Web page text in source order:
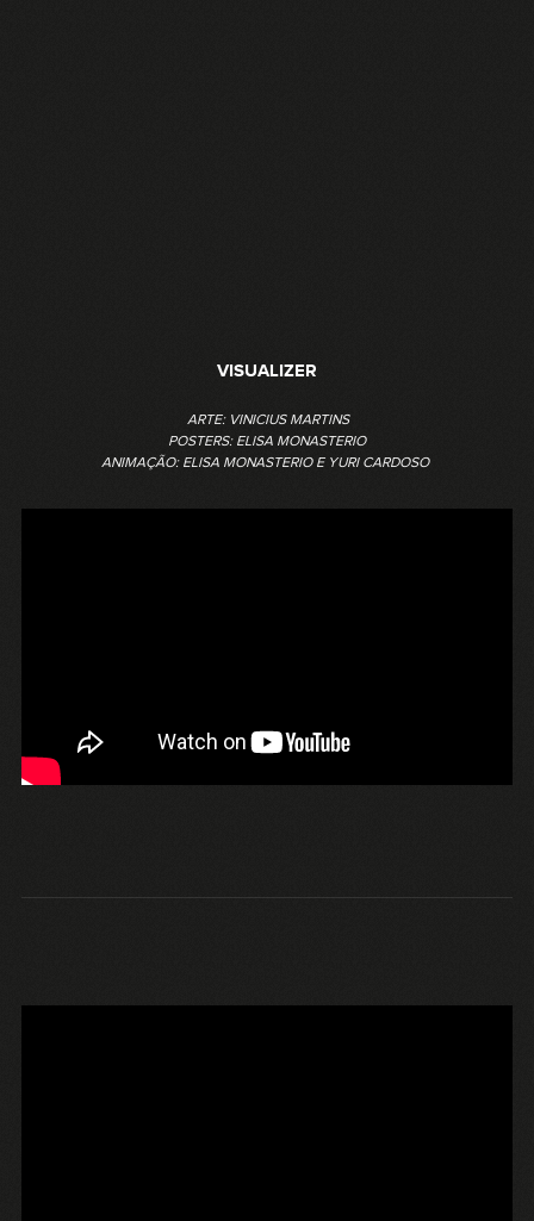
VISUALIZER
ARTE: VINICIUS MARTINS
POSTERS: ELISA MONASTERIO
ANIMAÇÃO: ELISA MONASTERIO E YURI CARDOSO